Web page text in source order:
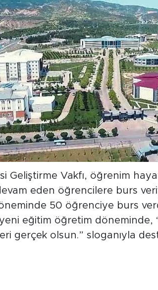
Geliştirme Vakfı, öğrenim
eden öğrencilere burs
50 öğrenciye burs
eğitim öğretim döneminde,
gerçek olsun.” sloganıyla